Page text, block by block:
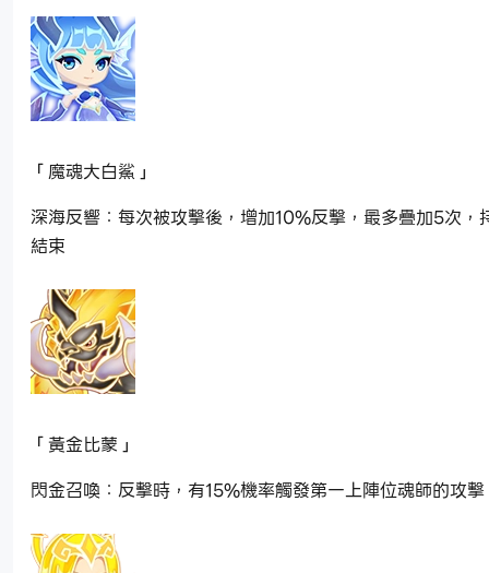
「魔魂大白鯊」
深海反響：每次被攻擊後，增加10%反擊，最多疊加5次，
結束
「黃金比蒙」
閃金召喚：反擊時，有15%機率觸發第一上陣位魂師的攻